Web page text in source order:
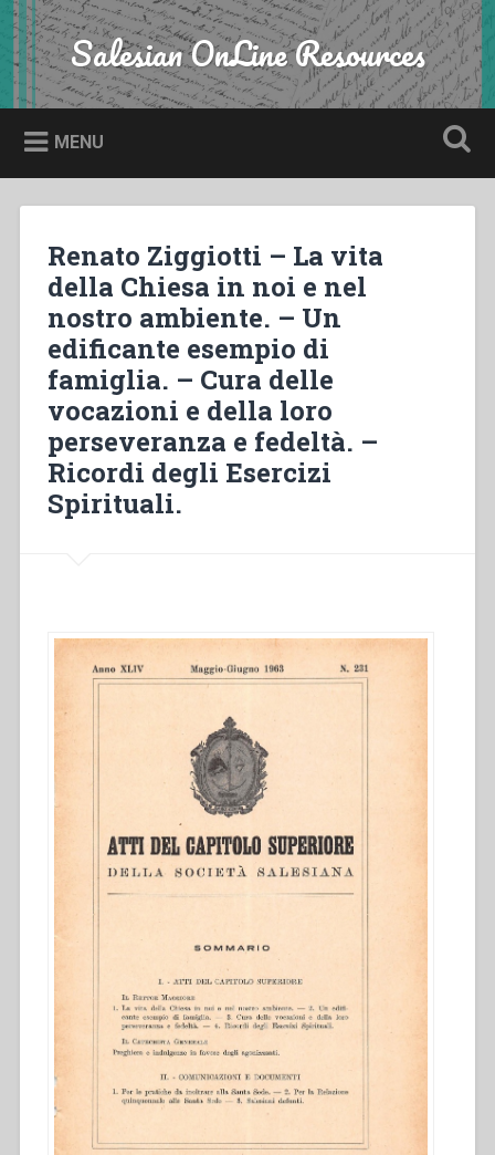
Skip
to
content
Search Salesian OnLine Resources
MENU
Renato Ziggiotti – La vita
della Chiesa in noi e nel
nostro ambiente. – Un
edificante esempio di
famiglia. – Cura delle
vocazioni e della loro
perseveranza e fedeltà. –
Ricordi degli Esercizi
Spirituali.